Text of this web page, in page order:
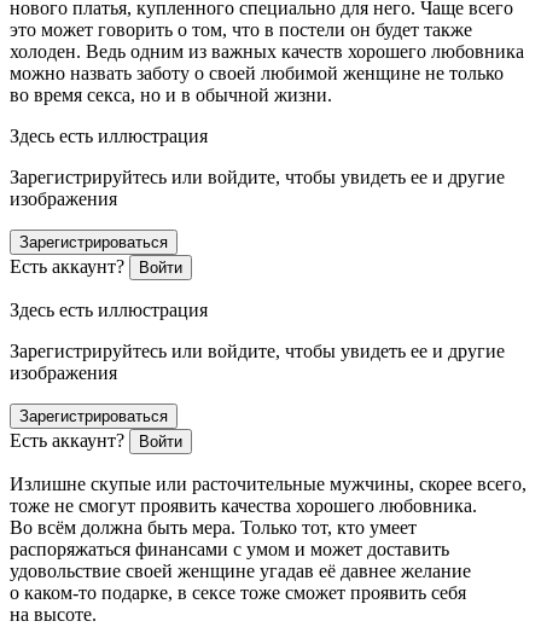
нового платья, купленного специально для него. Чаще всего
это может говорить о том, что в постели он будет также
холоден. Ведь одним из важных качеств хорошего любовника
можно назвать заботу о своей любимой женщине не только
во время секса, но и в обычной жизни.
Здесь есть иллюстрация
Зарегистрируйтесь или войдите, чтобы увидеть ее и другие
изображения
Зарегистрироваться
Есть аккаунт? Войти
Здесь есть иллюстрация
Зарегистрируйтесь или войдите, чтобы увидеть ее и другие
изображения
Зарегистрироваться
Есть аккаунт? Войти
Излишне скупые или расточительные мужчины, скорее всего,
тоже не смогут проявить качества хорошего любовника.
Во всём должна быть мера. Только тот, кто умеет
распоряжаться финансами с умом и может доставить
удовольствие своей женщине угадав её давнее желание
о каком-то подарке, в сексе тоже сможет проявить себя
на высоте.